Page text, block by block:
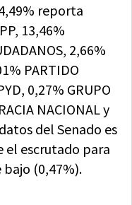
reporta
13,46%
2,66%
PARTIDO
0,27% GRUPO
NACIONAL y
del Senado es
escrutado para
(0,47%).